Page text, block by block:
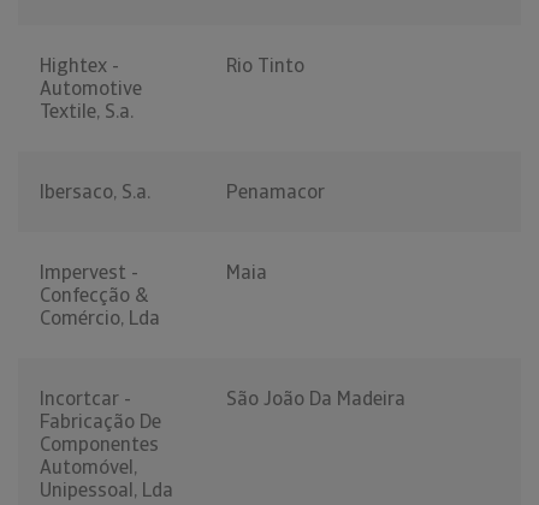
Hightex -
Automotive
Textile, S.a.
Rio Tinto
Ibersaco, S.a. Penamacor
Impervest -
Confecção &
Comércio, Lda
Maia
Incortcar -
Fabricação De
Componentes
Automóvel,
Unipessoal, Lda
São João Da Madeira